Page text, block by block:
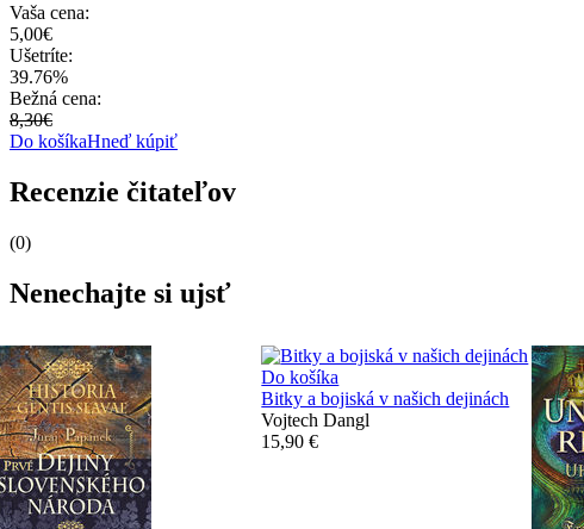
Vaša cena:
5,00€
Ušetríte:
39.76%
Bežná cena:
8,30€
Do košíkaHneď kúpiť
Recenzie čitateľov
(0)
Nenechajte si ujsť
Do košíka
Bitky a bojiská v našich dejinách
Vojtech Dangl
15,90 €